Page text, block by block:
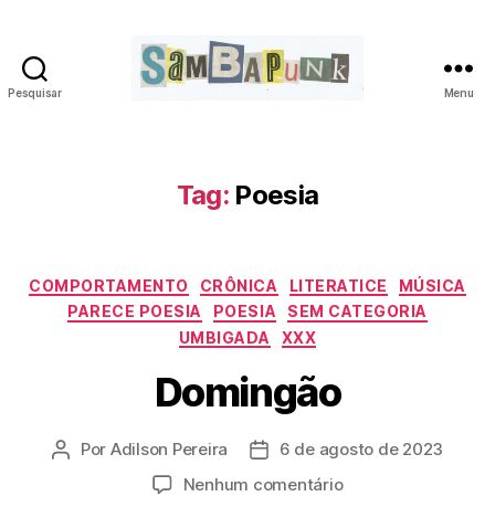
Pesquisar Menu
Tag: Poesia
Categorias
COMPORTAMENTO CRÔNICA LITERATICE
MÚSICA
PARECE POESIA
POESIA
SEM CATEGORIA
UMBIGADA
XXX
Domingão
Autor
Por Adilson Pereira
Data6 de agosto de 2023
Nenhum comentárioem